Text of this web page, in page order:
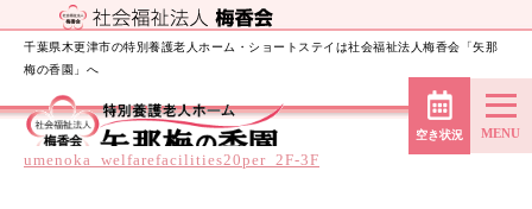
千葉県木更津市の特別養護老人ホーム・ショートステイは社会福祉法人梅香会「矢那
梅の香園」へ
空き状況
umenoka_welfarefacilities20per_2F-3F